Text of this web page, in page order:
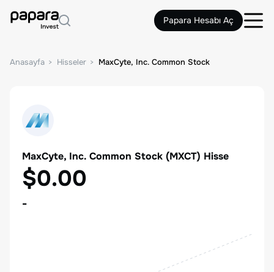
Papara Hesabı Aç
Anasayfa Hisseler MaxCyte, Inc. Common Stock
MaxCyte, Inc. Common Stock (MXCT) Hisse
$0.00
-